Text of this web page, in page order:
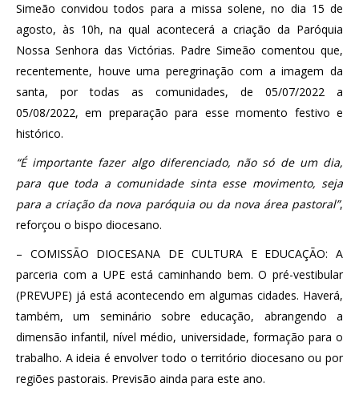
Simeão convidou todos para a missa solene, no dia 15 de
agosto, às 10h, na qual acontecerá a criação da Paróquia
Nossa Senhora das Victórias. Padre Simeão comentou que,
recentemente, houve uma peregrinação com a imagem da
santa, por todas as comunidades, de 05/07/2022 a
05/08/2022, em preparação para esse momento festivo e
histórico.
“É importante fazer algo diferenciado, não só de um dia,
para que toda a comunidade sinta esse movimento, seja
para a criação da nova paróquia ou da nova área pastoral”,
reforçou o bispo diocesano.
– COMISSÃO DIOCESANA DE CULTURA E EDUCAÇÃO: A
parceria com a UPE está caminhando bem. O pré-vestibular
(PREVUPE) já está acontecendo em algumas cidades. Haverá,
também, um seminário sobre educação, abrangendo a
dimensão infantil, nível médio, universidade, formação para o
trabalho. A ideia é envolver todo o território diocesano ou por
regiões pastorais. Previsão ainda para este ano.